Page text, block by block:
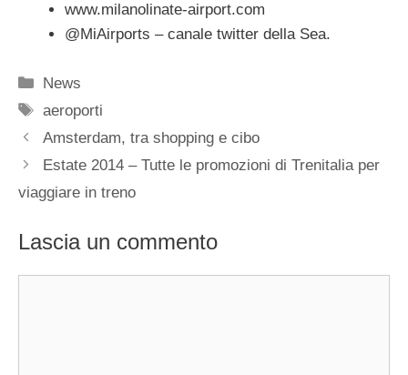
www.milanolinate-airport.com
@MiAirports – canale twitter della Sea.
Categorie
News
Tag
aeroporti
Amsterdam, tra shopping e cibo
Estate 2014 – Tutte le promozioni di Trenitalia per
viaggiare in treno
Lascia un commento